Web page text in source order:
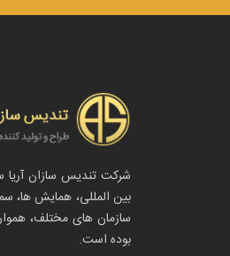
شرکت تندیس سازان آریا
بین المللی، همایش ها،
سازمان های مختلف،
بوده است.